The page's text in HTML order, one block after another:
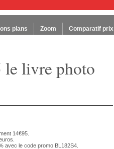
plans Zoom Comparatif prix
le livre photo
14€95.
avec le code promo BL182S4.